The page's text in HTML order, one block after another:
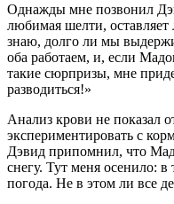
Однажды мне позвонил
любимая шелти,
знаю, долго ли мы
оба работаем, и, если
такие сюрпризы, мне
разводиться!»
Анализ крови не показал
экспериментировать с
Дэвид припомнил, что
снегу. Тут меня осенило:
погода. Не в этом ли все